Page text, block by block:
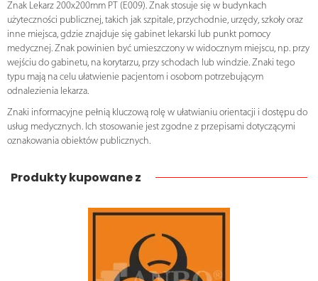
Znak Lekarz 200x200mm PT (E009). Znak stosuje się w budynkach
użyteczności publicznej, takich jak szpitale, przychodnie, urzędy, szkoły oraz
inne miejsca, gdzie znajduje się gabinet lekarski lub punkt pomocy
medycznej. Znak powinien być umieszczony w widocznym miejscu, np. przy
wejściu do gabinetu, na korytarzu, przy schodach lub windzie. Znaki tego
typu mają na celu ułatwienie pacjentom i osobom potrzebującym
odnalezienia lekarza.
Znaki informacyjne pełnią kluczową rolę w ułatwianiu orientacji i dostępu do
usług medycznych. Ich stosowanie jest zgodne z przepisami dotyczącymi
oznakowania obiektów publicznych.
Produkty kupowane z